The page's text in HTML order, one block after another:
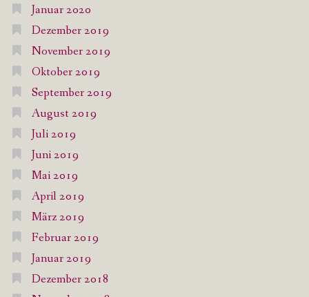
Januar 2020
Dezember 2019
November 2019
Oktober 2019
September 2019
August 2019
Juli 2019
Juni 2019
Mai 2019
April 2019
März 2019
Februar 2019
Januar 2019
Dezember 2018